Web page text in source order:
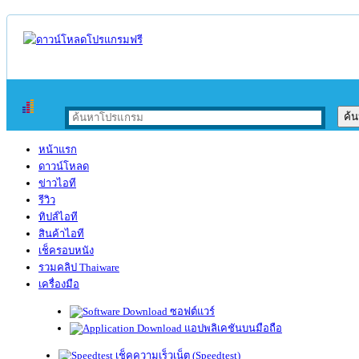
หน้าแรก
ดาวน์โหลด
ข่าวไอที
รีวิว
ทิปส์ไอที
สินค้าไอที
เช็ครอบหนัง
รวมคลิป Thaiware
เครื่องมือ
ซอฟต์แวร์
แอปพลิเคชันบนมือถือ
เช็คความเร็วเน็ต (Speedtest)